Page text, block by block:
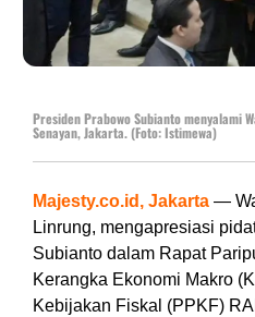
Presiden Prabowo Subianto menyalami
Senayan, Jakarta. (Foto: Istimewa)
Majesty.co.id, Jakarta —
Linrung, mengapresiasi
Subianto dalam Rapat
Kerangka Ekonomi Makro
Kebijakan Fiskal (PPKF)